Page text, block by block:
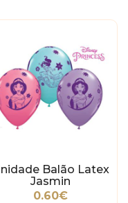
Balão Latex
Jasmin
0.60€